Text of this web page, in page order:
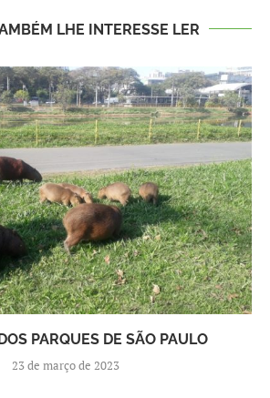
LHE INTERESSE LER
PARQUES DE SÃO PAULO
23 de março de 2023